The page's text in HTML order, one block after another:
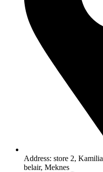
Address: store 2, Kamilia
belair, Meknes